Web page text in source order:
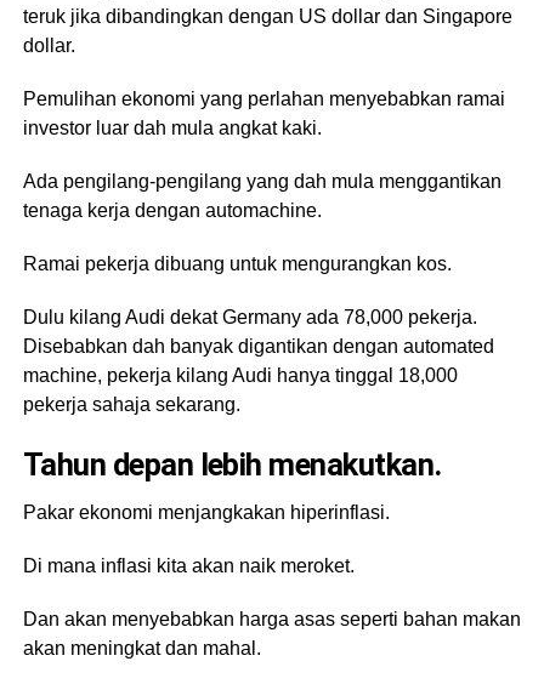
teruk jika dibandingkan dengan US dollar dan Singapore
dollar.
Pemulihan ekonomi yang perlahan menyebabkan ramai
investor luar dah mula angkat kaki.
Ada pengilang-pengilang yang dah mula menggantikan
tenaga kerja dengan automachine.
Ramai pekerja dibuang untuk mengurangkan kos.
Dulu kilang Audi dekat Germany ada 78,000 pekerja.
Disebabkan dah banyak digantikan dengan automated
machine, pekerja kilang Audi hanya tinggal 18,000
pekerja sahaja sekarang.
Tahun depan lebih menakutkan.
Pakar ekonomi menjangkakan hiperinflasi.
Di mana inflasi kita akan naik meroket.
Dan akan menyebabkan harga asas seperti bahan makan
akan meningkat dan mahal.